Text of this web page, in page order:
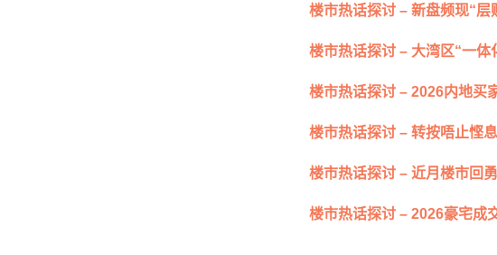
楼市热话探讨 – 新盘频现“层
楼市热话探讨 – 大湾区“一体
楼市热话探讨 – 2026内地买
楼市热话探讨 – 转按唔止悭
楼市热话探讨 – 近月楼市回
楼市热话探讨 – 2026豪宅成